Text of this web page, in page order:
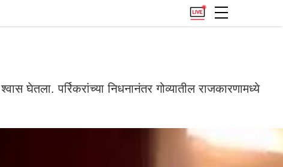
घेतला. पर्रिकरांच्या निधनानंतर गोव्यातील राजकारणामध्ये